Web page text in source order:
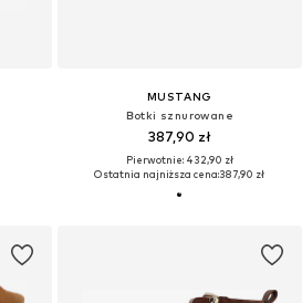
MUSTANG
Botki sznurowane
387,90 zł
Pierwotnie: 432,90 zł
Ostatnia najniższa cena:387,90 zł